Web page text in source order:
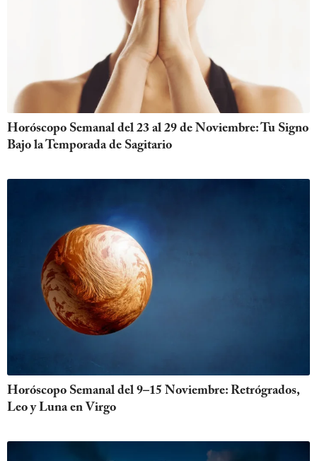
Horóscopo Semanal del 23 al 29 de Noviembre: Tu Signo
Bajo la Temporada de Sagitario
Horóscopo Semanal del 9–15 Noviembre: Retrógrados,
Leo y Luna en Virgo